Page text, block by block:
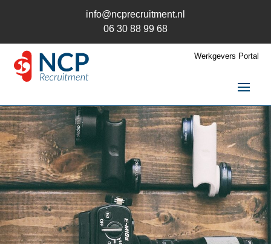
info@ncprecruitment.nl
06 30 88 99 68
Werkgevers Portal
Home
Vacatures
Recruitment
Recruitment
Recruitment uitbesteden
Recruitment Wervingsmix
Recruitment en AVG